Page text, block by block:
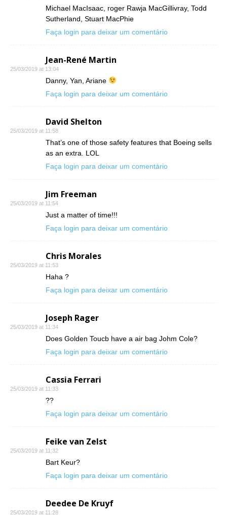
Michael MacIsaac, roger Rawja MacGillivray, Todd
Sutherland, Stuart MacPhie
Faça login para deixar um comentário
Jean-René Martin
25/03/2019 at 13:04
Danny, Yan, Ariane
Faça login para deixar um comentário
David Shelton
25/03/2019 at 11:58
That’s one of those safety features that Boeing sells
as an extra. LOL
Faça login para deixar um comentário
Jim Freeman
25/03/2019 at 11:54
Just a matter of time!!!
Faça login para deixar um comentário
Chris Morales
25/03/2019 at 11:53
Haha ?
Faça login para deixar um comentário
Joseph Rager
25/03/2019 at 11:34
Does Golden Toucb have a air bag Johm Cole?
Faça login para deixar um comentário
Cassia Ferrari
25/03/2019 at 11:33
??
Faça login para deixar um comentário
Feike van Zelst
25/03/2019 at 11:32
Bart Keur?
Faça login para deixar um comentário
Deedee De Kruyf
25/03/2019 at 11:28